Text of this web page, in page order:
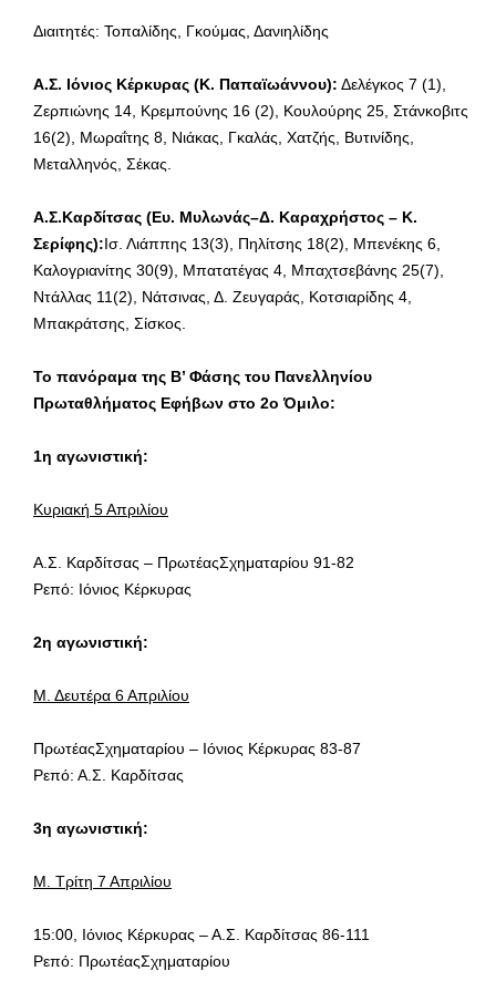
Διαιτητές: Τοπαλίδης, Γκούμας, Δανιηλίδης
Α.Σ. Ιόνιος Κέρκυρας (Κ. Παπαϊωάννου): Δελέγκος 7 (1),
Ζερπιώνης 14, Κρεμπούνης 16 (2), Κουλούρης 25, Στάνκοβιτς
16(2), Μωραΐτης 8, Νιάκας, Γκαλάς, Χατζής, Βυτινίδης,
Μεταλληνός, Σέκας.
Α.Σ.Καρδίτσας (Ευ. Μυλωνάς–Δ. Καραχρήστος – Κ.
Σερίφης):Ισ. Λιάππης 13(3), Πηλίτσης 18(2), Μπενέκης 6,
Καλογριανίτης 30(9), Μπατατέγας 4, Μπαχτσεβάνης 25(7),
Ντάλλας 11(2), Νάτσινας, Δ. Ζευγαράς, Κοτσιαρίδης 4,
Μπακράτσης, Σίσκος.
Το πανόραμα της Β’ Φάσης του Πανελληνίου
Πρωταθλήματος Εφήβων στο 2ο Όμιλο:
1η αγωνιστική:
Κυριακή 5 Απριλίου
Α.Σ. Καρδίτσας – ΠρωτέαςΣχηματαρίου 91-82
Ρεπό: Ιόνιος Κέρκυρας
2η αγωνιστική:
Μ. Δευτέρα 6 Απριλίου
ΠρωτέαςΣχηματαρίου – Ιόνιος Κέρκυρας 83-87
Ρεπό: Α.Σ. Καρδίτσας
3η αγωνιστική:
Μ. Τρίτη 7 Απριλίου
15:00, Ιόνιος Κέρκυρας – Α.Σ. Καρδίτσας 86-111
Ρεπό: ΠρωτέαςΣχηματαρίου